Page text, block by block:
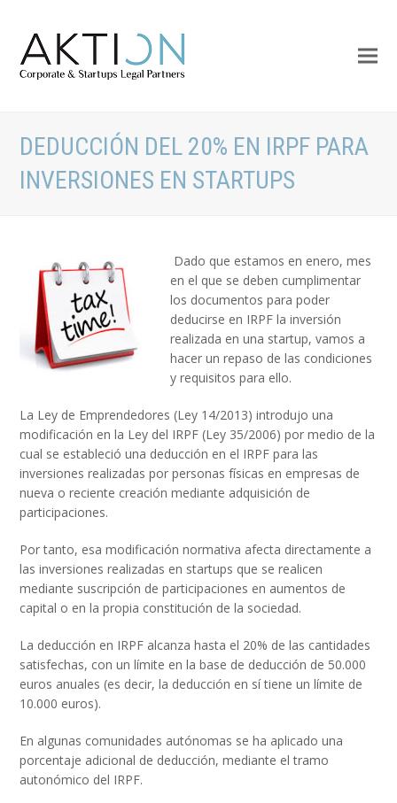
DEDUCCIÓN DEL 20% EN IRPF PARA
INVERSIONES EN STARTUPS
Dado que estamos en enero, mes
en el que se deben cumplimentar
los documentos para poder
deducirse en IRPF la inversión
realizada en una startup, vamos a
hacer un repaso de las condiciones
y requisitos para ello.
La Ley de Emprendedores (Ley 14/2013) introdujo una
modificación en la Ley del IRPF (Ley 35/2006) por medio de la
cual se estableció una deducción en el IRPF para las
inversiones realizadas por personas físicas en empresas de
nueva o reciente creación mediante adquisición de
participaciones.
Por tanto, esa modificación normativa afecta directamente a
las inversiones realizadas en startups que se realicen
mediante suscripción de participaciones en aumentos de
capital o en la propia constitución de la sociedad.
La deducción en IRPF alcanza hasta el 20% de las cantidades
satisfechas, con un límite en la base de deducción de 50.000
euros anuales (es decir, la deducción en sí tiene un límite de
10.000 euros).
En algunas comunidades autónomas se ha aplicado una
porcentaje adicional de deducción, mediante el tramo
autonómico del IRPF.